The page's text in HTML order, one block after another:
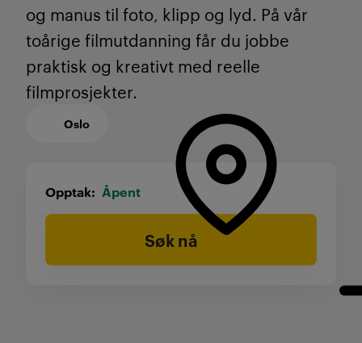
og manus til foto, klipp og lyd. På vår
toårige filmutdanning får du jobbe
praktisk og kreativt med reelle
filmprosjekter.
Oslo
Opptak Åpent
Søk nå